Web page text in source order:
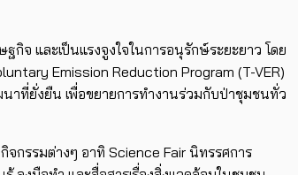
จ และเป็นแรงจูงใจในการอนุรักษ์ระยะยาว โดย
Emission Reduction Program (T-VER)
นาที่ยั่งยืน เพื่อขยายการทำงานร่วมกับป่าชุมชนทั่ว
กรรมต่างๆ อาทิ Science Fair นิทรรศการ